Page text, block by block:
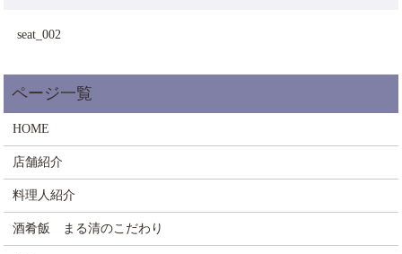
seat_002
HOME
店舗紹介
料理人紹介
酒肴飯 まる清のこだわり